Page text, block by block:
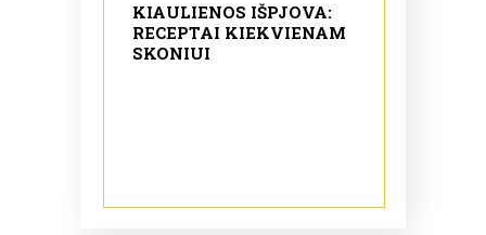
KIAULIENOS IŠPJOVA:
RECEPTAI KIEKVIENAM
SKONIUI